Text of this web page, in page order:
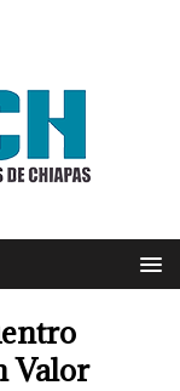
Valor